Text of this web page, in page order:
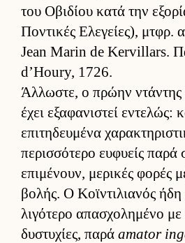
του Οβιδίου κατά την
Ποντικές Ελεγεί­ες), μτ­φρ.
Jean Marin de Kervillars.
d’Houry, 1726.
Άλ­λωστε, ο πρώην ντάντης
έχει εξαφανιστεί εντελώς:
επιτηδευ­μένα
περισ­σότερο ευ­φυείς παρά
επιμένουν, μερικές φορές
βολής. Ο Κοϊντιλια­νός ήδη
λιγότερο απασχολημένο με
δυστυχίες, παρά amator